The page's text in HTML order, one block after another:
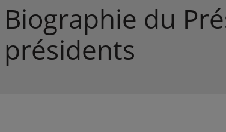
Biographie du
présidents